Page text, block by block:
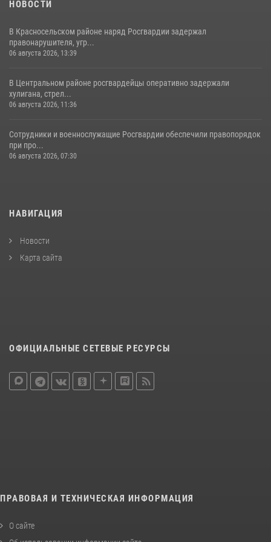
НОВОСТИ
В Красносельском районе наряд Росгвардии задержал
правонарушителя, угр...
06 августа 2026, 13:39
В Центральном районе росгвардейцы оперативно задержали
хулигана, стрел...
06 августа 2026, 11:36
Сотрудники и военнослужащие Росгвардии обеспечили правопорядок
при про...
06 августа 2026, 07:30
НАВИГАЦИЯ
Новости
Карта сайта
ОФИЦИАЛЬНЫЕ СЕТЕВЫЕ РЕСУРСЫ
ПРАВОВАЯ И ТЕХНИЧЕСКАЯ ИНФОРМАЦИЯ
О сайте